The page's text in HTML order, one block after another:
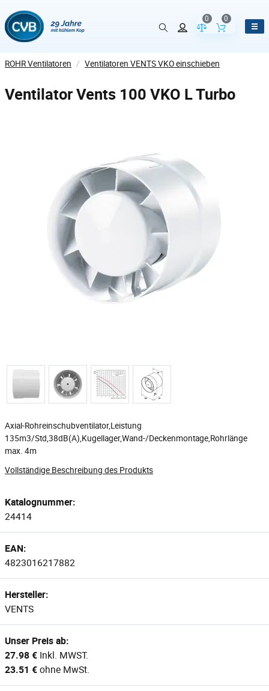
Vergleich der
0
Inhalt des
0
ROHR Ventilatoren / Ventilatoren VENTS VKO einschieben
Ventilator Vents 100 VKO L Turbo
Axial-Rohreinschubventilator,Leistung
135m3/Std,38dB(A),Kugellager,Wand-/Deckenmontage,Rohrlänge
max. 4m
Vollständige Beschreibung des Produkts
Katalognummer:
24414
EAN:
4823016217882
Hersteller:
VENTS
Unser Preis ab:
27.98 € Inkl. MWST.
23.51 €ohne MwSt.